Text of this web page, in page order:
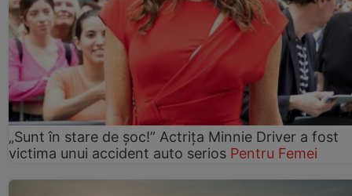
„Sunt în stare de șoc!” Actrița Minnie Driver a fost
victima unui accident auto serios Pentru Femei